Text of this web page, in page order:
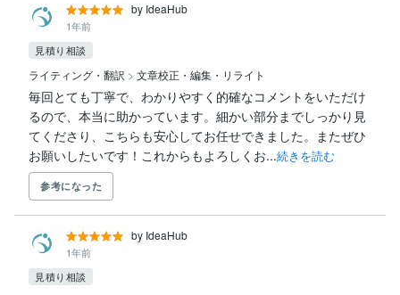
by IdeaHub
1年前
見積り相談
ライティング・翻訳 > 文章校正・編集・リライト
毎回とても丁寧で、わかりやすく的確なコメントをいただけ
るので、本当に助かっています。細かい部分までしっかり見
てくださり、こちらも安心してお任せできました。またぜひ
お願いしたいです！これからもよろしくお...続きを読む
参考になった
by IdeaHub
1年前
見積り相談